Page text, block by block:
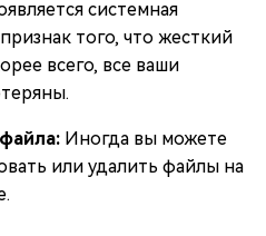
системная
того, что жесткий
всего, все ваши
Иногда вы можете
или удалить файлы на